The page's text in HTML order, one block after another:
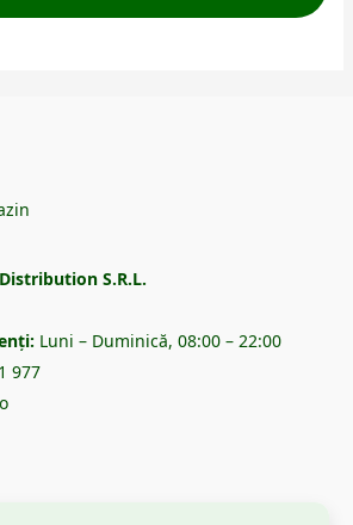
S.R.L.
Luni – Duminică, 08:00 – 22:00
977